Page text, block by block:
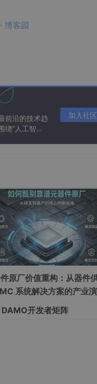
博客园
前沿的技术趋
“人工智能
加入社区
原厂价值重构：从器件
系统解决方案的产业
DAMO开发者矩阵